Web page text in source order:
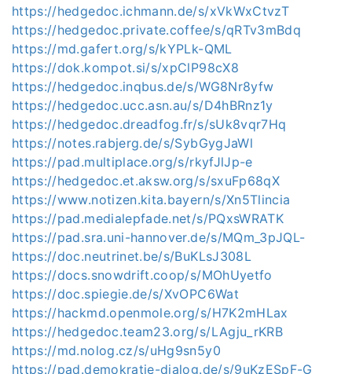
https://hedgedoc.ichmann.de/s/xVkWxCtvzT
https://hedgedoc.private.coffee/s/qRTv3mBdq
https://md.gafert.org/s/kYPLk-QML
https://dok.kompot.si/s/xpClP98cX8
https://hedgedoc.inqbus.de/s/WG8Nr8yfw
https://hedgedoc.ucc.asn.au/s/D4hBRnz1y
https://hedgedoc.dreadfog.fr/s/sUk8vqr7Hq
https://notes.rabjerg.de/s/SybGygJaWl
https://pad.multiplace.org/s/rkyfJlJp-e
https://hedgedoc.et.aksw.org/s/sxuFp68qX
https://www.notizen.kita.bayern/s/Xn5Tlincia
https://pad.medialepfade.net/s/PQxsWRATK
https://pad.sra.uni-hannover.de/s/MQm_3pJQL-
https://doc.neutrinet.be/s/BuKLsJ308L
https://docs.snowdrift.coop/s/MOhUyetfo
https://doc.spiegie.de/s/XvOPC6Wat
https://hackmd.openmole.org/s/H7K2mHLax
https://hedgedoc.team23.org/s/LAgju_rKRB
https://md.nolog.cz/s/uHg9sn5y0
https://pad.demokratie-dialog.de/s/9uKzESpF-G